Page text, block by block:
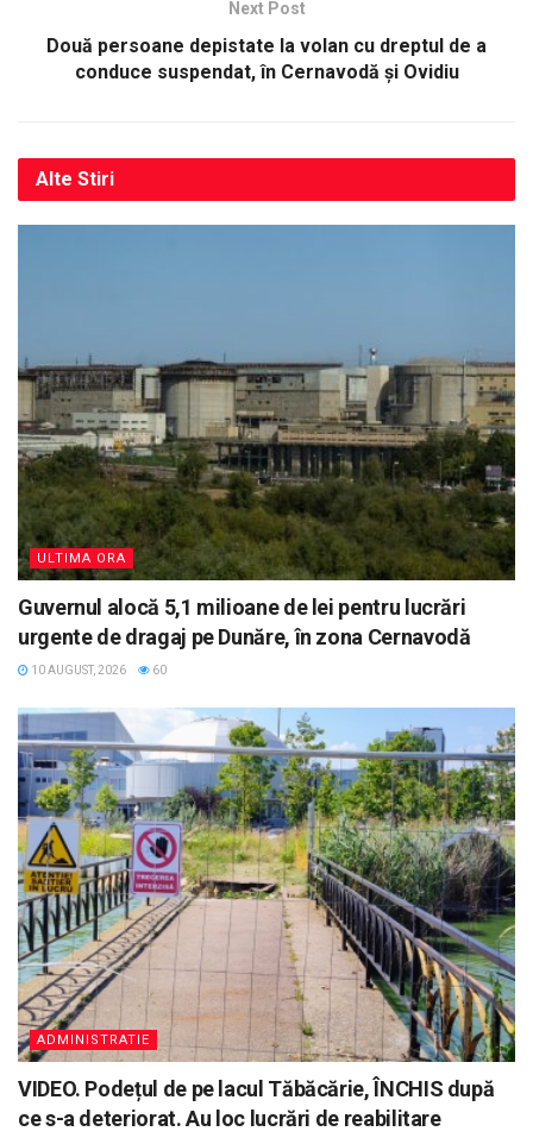
Next Post
Două persoane depistate la volan cu dreptul de a
conduce suspendat, în Cernavodă și Ovidiu
Alte Stiri
ULTIMA ORA
Guvernul alocă 5,1 milioane de lei pentru lucrări
urgente de dragaj pe Dunăre, în zona Cernavodă
10 AUGUST, 2026 60
ADMINISTRATIE
VIDEO. Podețul de pe lacul Tăbăcărie, ÎNCHIS după
ce s-a deteriorat. Au loc lucrări de reabilitare